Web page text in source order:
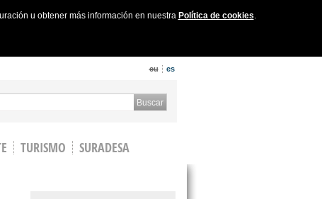
u obtener más información en nuestra Política de cookies.
eu es
form
TURISMO
SURADESA